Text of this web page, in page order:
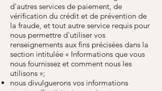
d'autres services de paiement, de
vérification du crédit et de prévention de
la fraude, et tout autre service requis pour
nous permettre d'utiliser vos
renseignements aux fins précisées dans la
section intitulée « Informations que vous
nous fournissez et comment nous les
utilisons »;
nous divulguerons vos informations